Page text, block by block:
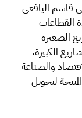
قاسم اليافعي
القطاعات
الصغيرة
الكبيرة،
والصناعة
لتحويل